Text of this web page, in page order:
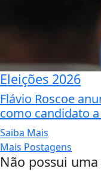
Eleições 2026
Flávio Roscoe
como candidato
Saiba Mais
Mais Postagens
Não possui uma